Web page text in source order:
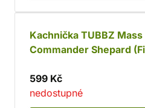
Kachnička TUBBZ
Commander Shepard
599 Kč
nedostupné